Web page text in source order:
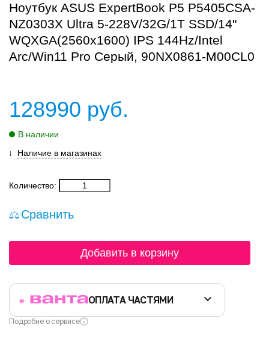
Ноутбук ASUS ExpertBook P5 P5405CSA-
NZ0303X Ultra 5-228V/32G/1T SSD/14"
WQXGA(2560x1600) IPS 144Hz/Intel
Arc/Win11 Pro Серый, 90NX0861-M00CL0
128990 руб.
В наличии
Наличие в магазинах
Количество:
Сравнить
Добавить в корзину
ОПЛАТА ЧАСТЯМИ
Подробне о сервисе